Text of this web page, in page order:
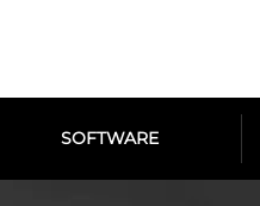
SOFTWARE